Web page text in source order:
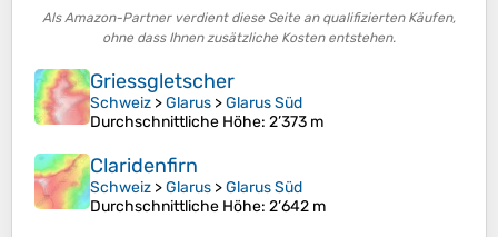
Als Amazon-Partner verdient diese Seite an qualifizierten Käufen,
ohne dass Ihnen zusätzliche Kosten entstehen.
Griessgletscher
Schweiz >Glarus >Glarus Süd
Durchschnittliche Höhe: 2’373 m
Claridenfirn
Schweiz >Glarus >Glarus Süd
Durchschnittliche Höhe: 2’642 m